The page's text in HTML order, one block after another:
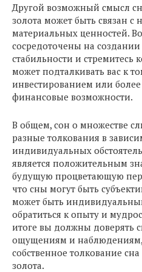
Другой возможный смысл
золота может быть связан с
материальных ценностей.
сосредоточены на
стабильности и стремитесь
может подталкивать вас к
инвестированием или более
финансовые возможности.
В общем, сон о множестве
разные толкования в
индивидуальных
является положительным
будущую процветающую
что сны могут быть
может быть
обратиться к опыту и
итоге вы должны доверять
ощущениям и наблюдениям,
собственное толкование
золота.